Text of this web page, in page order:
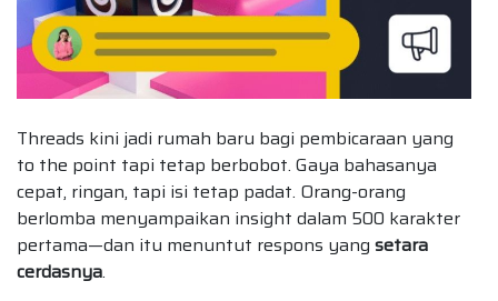
Threads kini jadi rumah baru bagi pembicaraan yang
to the point tapi tetap berbobot. Gaya bahasanya
cepat, ringan, tapi isi tetap padat. Orang-orang
berlomba menyampaikan insight dalam 500 karakter
pertama—dan itu menuntut respons yang setara
cerdasnya.